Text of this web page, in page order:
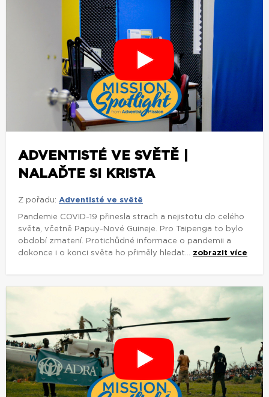
ADVENTISTÉ VE SVĚTĚ |
NALAĎTE SI KRISTA
Z pořadu: Adventisté ve světě
Pandemie COVID-19 přinesla strach a nejistotu do celého
světa, včetně Papuy-Nové Guineje. Pro Taipenga to bylo
období zmatení. Protichůdné informace o pandemii a
dokonce i o konci světa ho přiměly hledat... zobrazit více